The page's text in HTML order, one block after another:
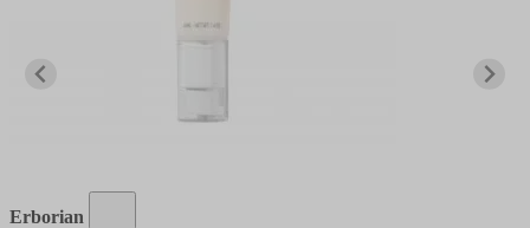
Erborian